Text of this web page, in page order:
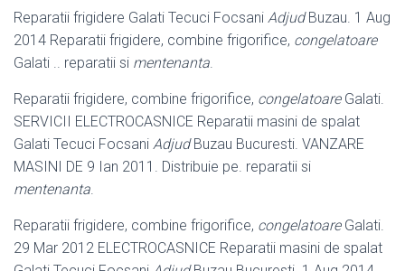
Reparatii frigidere Galati Tecuci Focsani AdjudBuzau. 1 Aug
2014 Reparatii frigidere, combine frigorifice, congelatoare
Galati .. reparatii si mentenanta.
Reparatii frigidere, combine frigorifice, congelatoareGalati.
SERVICII ELECTROCASNICE Reparatii masini de spalat
Galati Tecuci Focsani AdjudBuzau Bucuresti. VANZARE
MASINI DE 9 Ian 2011. Distribuie pe. reparatii si
mentenanta.
Reparatii frigidere, combine frigorifice, congelatoareGalati.
29 Mar 2012 ELECTROCASNICE Reparatii masini de spalat